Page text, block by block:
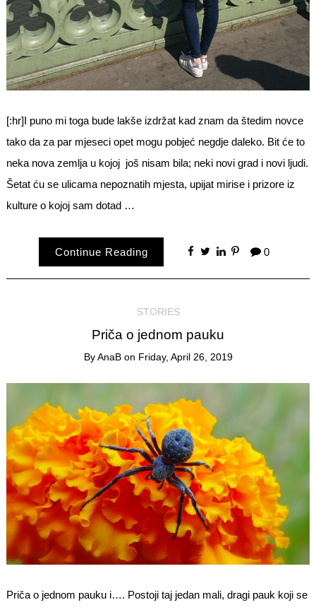
[:hr]I puno mi toga bude lakše izdržat kad znam da štedim novce
tako da za par mjeseci opet mogu pobjeć negdje daleko. Bit će to
neka nova zemlja u kojoj još nisam bila; neki novi grad i novi ljudi.
Šetat ću se ulicama nepoznatih mjesta, upijat mirise i prizore iz
kulture o kojoj sam dotad …
Continue Reading 0
STORIES
Priča o jednom pauku
ByAnaB on Friday, April 26, 2019
Priča o jednom pauku i…. Postoji taj jedan mali, dragi pauk koji se